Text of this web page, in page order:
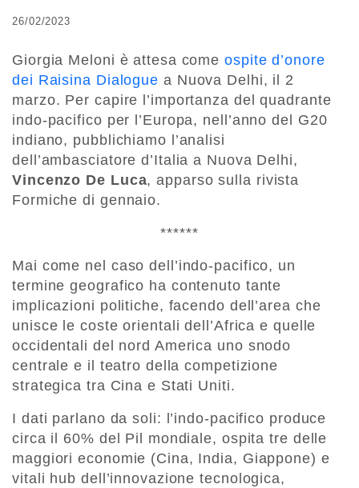
26/02/2023
Giorgia Meloni è attesa comeospite d’onore
dei Raisina Dialogue a Nuova Delhi, il 2
marzo. Per capire l’importanza del quadrante
indo-pacifico per l’Europa, nell’anno del G20
indiano, pubblichiamo l’analisi
dell’ambasciatore d’Italia a Nuova Delhi,
Vincenzo De Luca, apparso sulla rivista
Formiche di gennaio.
******
Mai come nel caso dell’indo-pacifico, un
termine geografico ha contenuto tante
implicazioni politiche, facendo dell’area che
unisce le coste orientali dell’Africa e quelle
occidentali del nord America uno snodo
centrale e il teatro della competizione
strategica tra Cina e Stati Uniti.
I dati parlano da soli: l’indo-pacifico produce
circa il 60% del Pil mondiale, ospita tre delle
maggiori economie (Cina, India, Giappone) e
vitali hub dell’innovazione tecnologica,